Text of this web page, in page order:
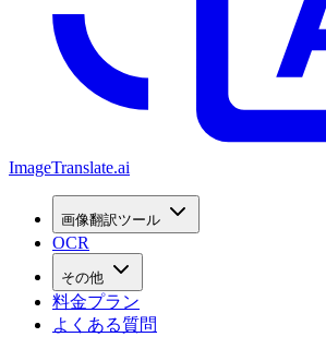
ImageTranslate.ai
画像翻訳ツール
OCR
その他
料金プラン
よくある質問